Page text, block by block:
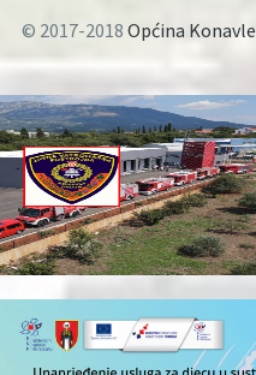
© 2017-2018 Općina Konavle